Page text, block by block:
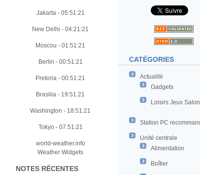
CATÉGORIES
Actualité
Gadgets
Loisirs Jeux
Station PC
Unité centrale
Alimentation
Boîtier
Jakarta- 05:51:23
New Delhi - 04:21:23
Moscou - 01:51:23
Berlin - 00:51:23
Pretoria - 00:51:23
Brasilia - 19:51:23
Washington - 18:51:23
Tokyo - 07:51:23
world-weather.info
Weather Widgets
NOTES RÉCENTES